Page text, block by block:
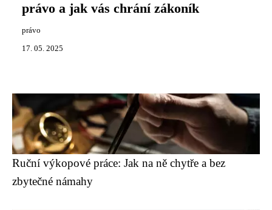
právo a jak vás chrání zákoník
právo
17. 05. 2025
Ruční výkopové práce: Jak na ně chytře a bez
zbytečné námahy